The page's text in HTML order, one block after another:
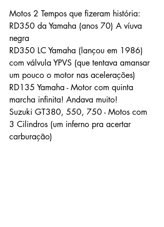
Motos 2 Tempos que fizeram história:
RD350 da Yamaha (anos 70) A víuva
negra
RD350 LC Yamaha (lançou em 1986)
com válvula YPVS (que tentava amansar
um pouco o motor nas acelerações)
RD135 Yamaha - Motor com quinta
marcha infinita! Andava muito!
Suzuki GT380, 550, 750 - Motos com
3 Cilindros (um inferno pra acertar
carburação)